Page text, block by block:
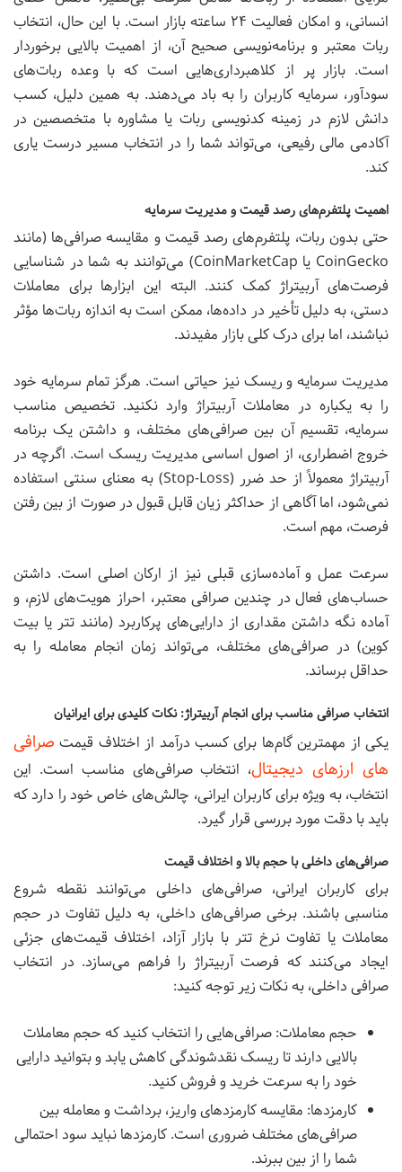
انسانی، و امکان فعالیت ۲۴ ساعته بازار است. با این حال، انتخاب
ربات معتبر و برنامه‌نویسی صحیح آن، از اهمیت بالایی برخوردار
است. بازار پر از کلاهبرداری‌هایی است که با وعده ربات‌های
سودآور، سرمایه‌ کاربران را به باد می‌دهند. به همین دلیل، کسب
دانش لازم در زمینه کدنویسی ربات یا مشاوره با متخصصین در
آکادمی مالی رفیعی، می‌تواند شما را در انتخاب مسیر درست یاری
کند.
اهمیت پلتفرم‌های رصد قیمت و مدیریت سرمایه
حتی بدون ربات، پلتفرم‌های رصد قیمت و مقایسه صرافی‌ها (مانند
CoinGecko یا CoinMarketCap) می‌توانند به شما در شناسایی
فرصت‌های آربیتراژ کمک کنند. البته این ابزارها برای معاملات
دستی، به دلیل تأخیر در داده‌ها، ممکن است به اندازه ربات‌ها مؤثر
نباشند، اما برای درک کلی بازار مفیدند.
مدیریت سرمایه و ریسک نیز حیاتی است. هرگز تمام سرمایه خود
را به یکباره در معاملات آربیتراژ وارد نکنید. تخصیص مناسب
سرمایه، تقسیم آن بین صرافی‌های مختلف، و داشتن یک برنامه
خروج اضطراری، از اصول اساسی مدیریت ریسک است. اگرچه در
آربیتراژ معمولاً از حد ضرر (Stop-Loss) به معنای سنتی استفاده
نمی‌شود، اما آگاهی از حداکثر زیان قابل قبول در صورت از بین رفتن
فرصت، مهم است.
سرعت عمل و آماده‌سازی قبلی نیز از ارکان اصلی است. داشتن
حساب‌های فعال در چندین صرافی معتبر، احراز هویت‌های لازم، و
آماده نگه داشتن مقداری از دارایی‌های پرکاربرد (مانند تتر یا بیت
کوین) در صرافی‌های مختلف، می‌تواند زمان انجام معامله را به
حداقل برساند.
انتخاب صرافی مناسب برای انجام آربیتراژ: نکات کلیدی برای ایرانیان
یکی از مهمترین گام‌ها برای کسب درآمد از اختلاف قیمت صرافی
های ارزهای دیجیتال، انتخاب صرافی‌های مناسب است. این
انتخاب، به ویژه برای کاربران ایرانی، چالش‌های خاص خود را دارد که
باید با دقت مورد بررسی قرار گیرد.
صرافی‌های داخلی با حجم بالا و اختلاف قیمت
برای کاربران ایرانی، صرافی‌های داخلی می‌توانند نقطه شروع
مناسبی باشند. برخی صرافی‌های داخلی، به دلیل تفاوت در حجم
معاملات یا تفاوت نرخ تتر با بازار آزاد، اختلاف قیمت‌های جزئی
ایجاد می‌کنند که فرصت آربیتراژ را فراهم می‌سازد. در انتخاب
صرافی داخلی، به نکات زیر توجه کنید:
حجم معاملات: صرافی‌هایی را انتخاب کنید که حجم معاملات
بالایی دارند تا ریسک نقدشوندگی کاهش یابد و بتوانید دارایی
خود را به سرعت خرید و فروش کنید.
کارمزدها: مقایسه کارمزدهای واریز، برداشت و معامله بین
صرافی‌های مختلف ضروری است. کارمزدها نباید سود احتمالی
شما را از بین ببرند.